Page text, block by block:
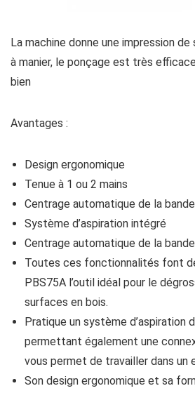
La machine donne une impression
à manier, le ponçage est très
bien
Avantages :
Design ergonomique
Tenue à 1 ou 2 mains
Centrage automatique de la
Système d’aspiration intégré
Centrage automatique de la bande
Toutes ces fonctionnalités font
PBS75A l’outil idéal pour le
surfaces en bois.
Pratique un système d’aspiration
permettant également une
vous permet de travailler dans un
Son design ergonomique et sa